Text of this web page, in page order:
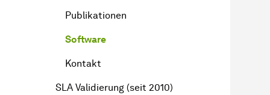
Publikationen
Software
Kontakt
SLA Validierung (seit 2010)